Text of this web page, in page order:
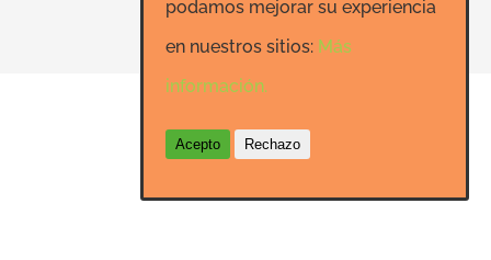
FacebookLinkedInYouTube
podamos mejorar su experiencia
en nuestros sitios: Más
información.
Acepto Rechazo